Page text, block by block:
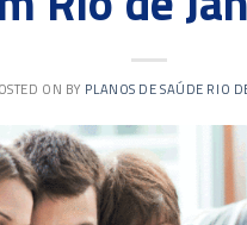
ON BY PLANOS DE SAÚDE RIO